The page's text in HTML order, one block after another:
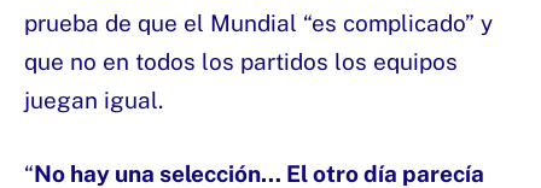
prueba de que el Mundial “es complicado” y
que no en todos los partidos los equipos
juegan igual.
“No hay una selección… El otro día parecía